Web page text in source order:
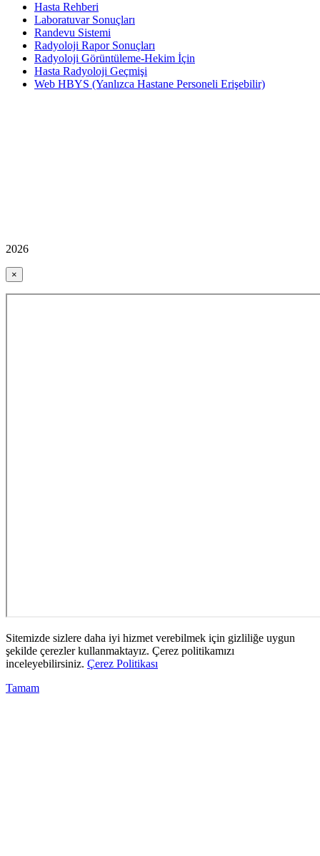
Hasta Rehberi
Laboratuvar Sonuçları
Randevu Sistemi
Radyoloji Rapor Sonuçları
Radyoloji Görüntüleme-Hekim İçin
Hasta Radyoloji Geçmişi
Web HBYS (Yanlızca Hastane Personeli Erişebilir)
2026
×
Sitemizde sizlere daha iyi hizmet verebilmek için gizliliğe uygun
şekilde çerezler kullanmaktayız. Çerez politikamızı
inceleyebilirsiniz. Çerez Politikası
Tamam